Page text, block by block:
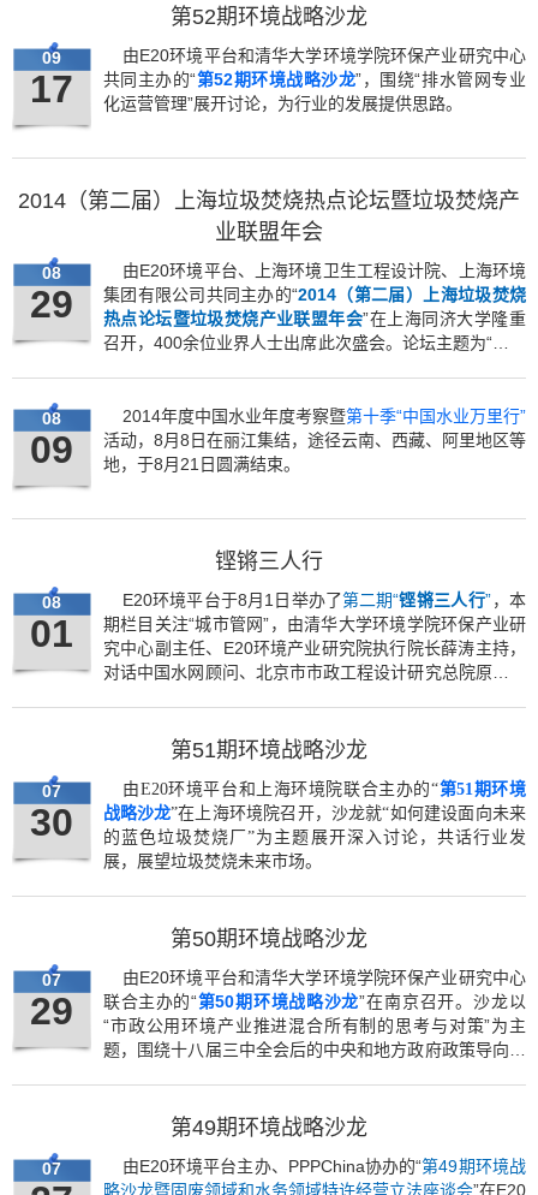
为“蓝色思维之下的污泥之道”，来自行业内外的500余位
第52期环境战略沙龙
09
17
由E20环境平台和清华大学环境学院环保产业研究中心
共同主办的“第52期环境战略沙龙”，围绕“排水管网专业
化运营管理”展开讨论，为行业的发展提供思路。
2014（第二届）上海垃圾焚烧热点论坛暨垃圾焚烧产
业联盟年会
08
29
由E20环境平台、上海环境卫生工程设计院、上海环境
集团有限公司共同主办的“2014（第二届）上海垃圾焚烧
热点论坛暨垃圾焚烧产业联盟年会”在上海同济大学隆重
召开，400余位业界人士出席此次盛会。论坛主题为“面向
倡议。
08
09
2014年度中国水业年度考察暨第十季“中国水业万里行”
活动，8月8日在丽江集结，途径云南、西藏、阿里地区等
地，于8月21日圆满结束。
铿锵三人行
08
01
E20环境平台于8月1日举办了第二期“铿锵三人行”，本
期栏目关注“城市管网”，由清华大学环境学院环保产业研
究中心副主任、E20环境产业研究院执行院长薛涛主持，
对话中国水网顾问、北京市市政工程设计研究总院原副总
的发展方向。第51期环境战略沙龙
07
30
由E20环境平台和上海环境院联合主办的“第51期环境
战略沙龙”在上海环境院召开，沙龙就“如何建设面向未来
的蓝色垃圾焚烧厂”为主题展开深入讨论，共话行业发
展，展望垃圾焚烧未来市场。
第50期环境战略沙龙
07
29
由E20环境平台和清华大学环境学院环保产业研究中心
联合主办的“第50期环境战略沙龙”在南京召开。沙龙以
“市政公用环境产业推进混合所有制的思考与对策”为主
题，围绕十八届三中全会后的中央和地方政府政策导向，
第49期环境战略沙龙
07 由E20环境平台主办、PPPChina协办的“第49期环境战
略沙龙暨固废领域和水务领域特许经营立法座谈会”在E20